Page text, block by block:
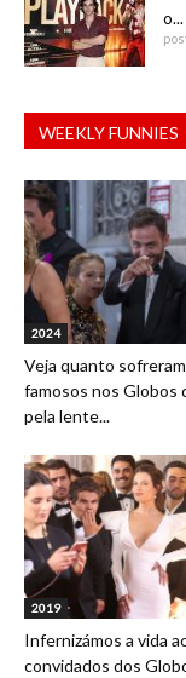
o...
WEEKLY FUNNIES
2024
Veja quanto
famosos nos Globos
pela lente...
2019
Infernizámos a vida
convidados dos